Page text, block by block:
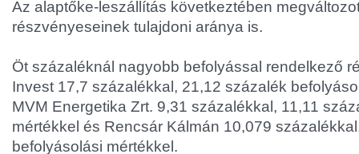
Az alaptőke-leszállítás következtében
részvényeseinek tulajdoni aránya is.
Öt százaléknál nagyobb befolyással rendelkező
Invest 17,7 százalékkal, 21,12 százalék
MVM Energetika Zrt. 9,31 százalékkal, 11,11
mértékkel és Rencsár Kálmán 10,079
befolyásolási mértékkel.